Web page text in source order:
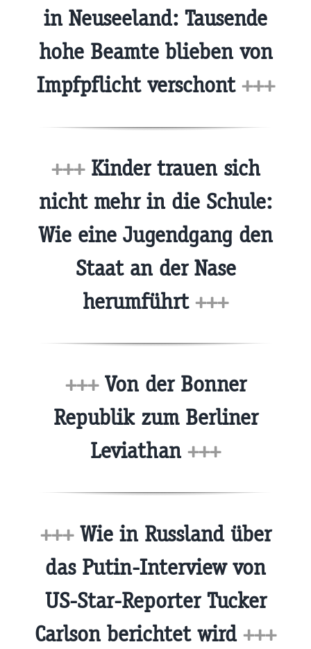
in Neuseeland: Tausende
hohe Beamte blieben von
Impfpflicht verschont +++
+++Kinder trauen sich
nicht mehr in die Schule:
Wie eine Jugendgang den
Staat an der Nase
herumführt +++
+++Von der Bonner
Republik zum Berliner
Leviathan +++
+++Wie in Russland über
das Putin-Interview von
US-Star-Reporter Tucker
Carlson berichtet wird +++